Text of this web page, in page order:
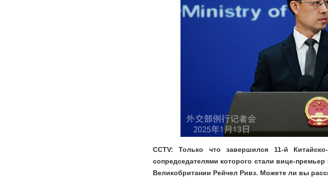
CCTV: Только что завершился 11-й
сопредседателями которого стали вице-
Великобритании Рейчел Ривз. Можете ли вы